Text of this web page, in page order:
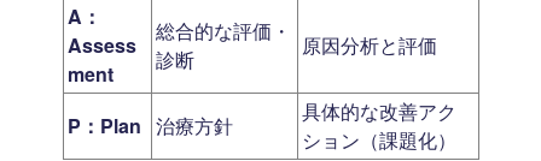
A：
Assess
ment
総合的な評価・
診断
原因分析と評価
P：Plan 治療方針
具体的な改善アク
ション（課題化）